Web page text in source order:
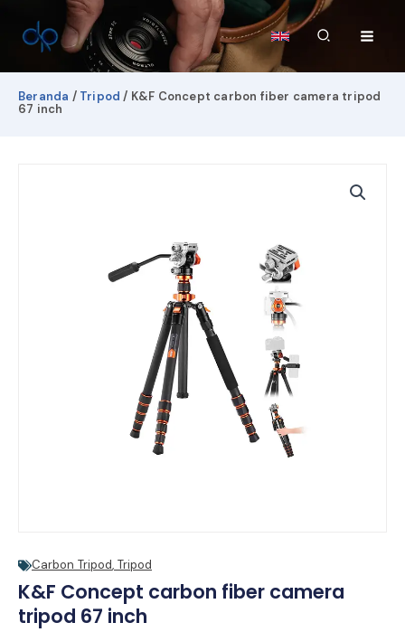
konten
Cari
Beranda / Tripod / K&F Concept carbon fiber camera tripod
67 inch
Carbon Tripod, Tripod
K&F Concept carbon fiber camera
tripod 67 inch